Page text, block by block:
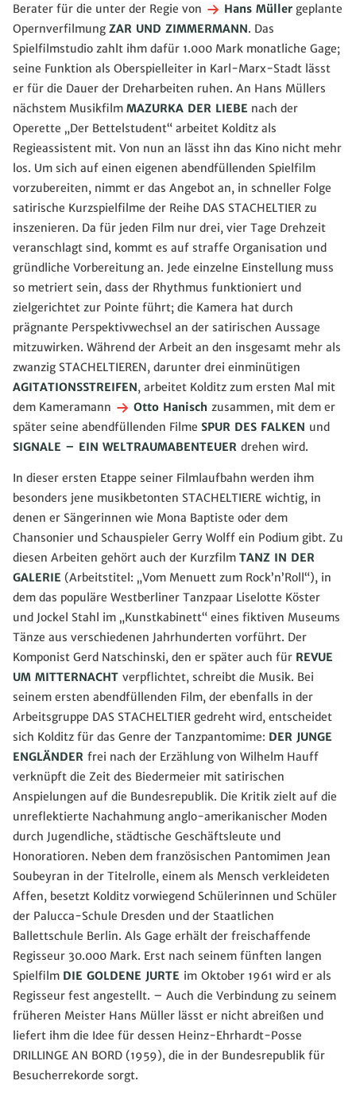
Berater für die unter der Regie von
Hans Müller geplante
Opernverfilmung ZAR UND ZIMMERMANN. Das
Spielfilmstudio zahlt ihm dafür 1.000 Mark monatliche Gage;
seine Funktion als Oberspielleiter in Karl-Marx-Stadt lässt
er für die Dauer der Dreharbeiten ruhen. An Hans Müllers
nächstem Musikfilm MAZURKA DER LIEBE nach der
Operette „Der Bettelstudent“ arbeitet Kolditz als
Regieassistent mit. Von nun an lässt ihn das Kino nicht mehr
los. Um sich auf einen eigenen abendfüllenden Spielfilm
vorzubereiten, nimmt er das Angebot an, in schneller Folge
satirische Kurzspielfilme der Reihe DAS STACHELTIER zu
inszenieren. Da für jeden Film nur drei, vier Tage Drehzeit
veranschlagt sind, kommt es auf straffe Organisation und
gründliche Vorbereitung an. Jede einzelne Einstellung muss
so metriert sein, dass der Rhythmus funktioniert und
zielgerichtet zur Pointe führt; die Kamera hat durch
prägnante Perspektivwechsel an der satirischen Aussage
mitzuwirken. Während der Arbeit an den insgesamt mehr als
zwanzig STACHELTIEREN, darunter drei einminütigen
AGITATIONSSTREIFEN, arbeitet Kolditz zum ersten Mal mit
dem Kameramann
Otto Hanisch zusammen, mit dem er
später seine abendfüllenden Filme SPUR DES FALKEN und
SIGNALE – EIN WELTRAUMABENTEUER drehen wird.
In dieser ersten Etappe seiner Filmlaufbahn werden ihm
besonders jene musikbetonten STACHELTIERE wichtig, in
denen er Sängerinnen wie Mona Baptiste oder dem
Chansonier und Schauspieler Gerry Wolff ein Podium gibt. Zu
diesen Arbeiten gehört auch der Kurzfilm TANZ IN DER
GALERIE (Arbeitstitel: „Vom Menuett zum Rock’n’Roll“), in
dem das populäre Westberliner Tanzpaar Liselotte Köster
und Jockel Stahl im „Kunstkabinett“ eines fiktiven Museums
Tänze aus verschiedenen Jahrhunderten vorführt. Der
Komponist Gerd Natschinski, den er später auch für REVUE
UM MITTERNACHT verpflichtet, schreibt die Musik. Bei
seinem ersten abendfüllenden Film, der ebenfalls in der
Arbeitsgruppe DAS STACHELTIER gedreht wird, entscheidet
sich Kolditz für das Genre der Tanzpantomime: DER JUNGE
ENGLÄNDER frei nach der Erzählung von Wilhelm Hauff
verknüpft die Zeit des Biedermeier mit satirischen
Anspielungen auf die Bundesrepublik. Die Kritik zielt auf die
unreflektierte Nachahmung anglo-amerikanischer Moden
durch Jugendliche, städtische Geschäftsleute und
Honoratioren. Neben dem französischen Pantomimen Jean
Soubeyran in der Titelrolle, einem als Mensch verkleideten
Affen, besetzt Kolditz vorwiegend Schülerinnen und Schüler
der Palucca-Schule Dresden und der Staatlichen
Ballettschule Berlin. Als Gage erhält der freischaffende
Regisseur 30.000 Mark. Erst nach seinem fünften langen
Spielfilm DIE GOLDENE JURTE im Oktober 1961 wird er als
Regisseur fest angestellt. – Auch die Verbindung zu seinem
früheren Meister Hans Müller lässt er nicht abreißen und
liefert ihm die Idee für dessen Heinz-Ehrhardt-Posse
DRILLINGE AN BORD (1959), die in der Bundesrepublik für
Besucherrekorde sorgt.